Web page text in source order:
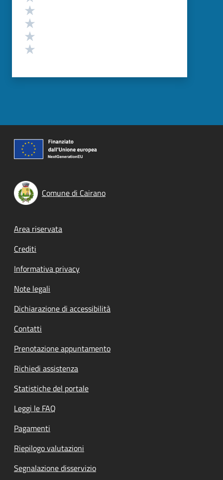
Comune di Cairano
Footer menu
Area riservata
Crediti
Informativa privacy
Note legali
Dichiarazione di accessibilità
Contatti
Prenotazione appuntamento
Richiedi assistenza
Statistiche del portale
Leggi le FAQ
Pagamenti
Riepilogo valutazioni
Segnalazione disservizio